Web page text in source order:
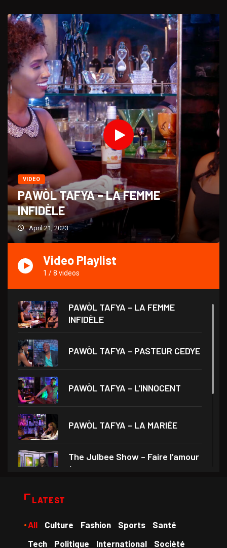
VIDEO
PAWÒL TAFYA – LA FEMME
INFIDÈLE
April 21, 2023
Video Playlist
1 /8 videos
PAWÒL TAFYA – LA FEMME
INFIDÈLE
PAWÒL TAFYA – PASTEUR CEDYE
PAWÒL TAFYA – L’INNOCENT
PAWÒL TAFYA – LA MARIÉE
The Julbee Show – Faire l’amour
à son
LATEST
All Culture Fashion Sports
Santé
Tech
Politique International Société